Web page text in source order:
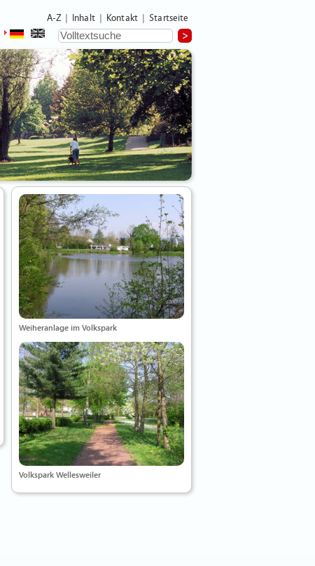
A-Z Inhalt Kontakt Startseite
Weiheranlage im Volkspark
Volkspark Wellesweiler